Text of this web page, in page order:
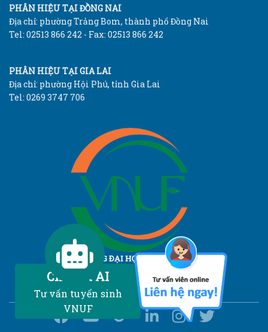
PHÂN HIỆU TẠI ĐỒNG NAI
Địa chỉ: phường Trảng Bom, thành phố Đồng Nai
Tel: 02513 866 242 - Fax: 02513 866 242
PHÂN HIỆU TẠI GIA LAI
Địa chỉ: phường Hội Phú, tỉnh Gia Lai
Tel: 0269 3747 706
TRƯỜNG ĐẠI HỌC LÂM NGHIỆP
Vietnam National University of Forestry
Chatbot AI
Tư vấn tuyển sinh
VNUF